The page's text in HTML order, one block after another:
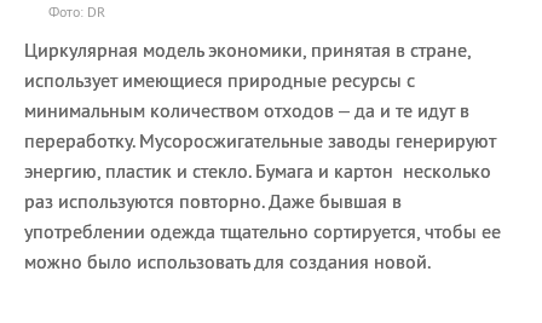
Фото: DR
Циркулярная модель экономики, принятая в стране,
использует имеющиеся природные ресурсы с
минимальным количеством отходов – да и те идут в
переработку. Мусоросжигательные заводы генерируют
энергию, пластик и стекло. Бумага и картон несколько
раз используются повторно. Даже бывшая в
употреблении одежда тщательно сортируется, чтобы ее
можно было использовать для создания новой.